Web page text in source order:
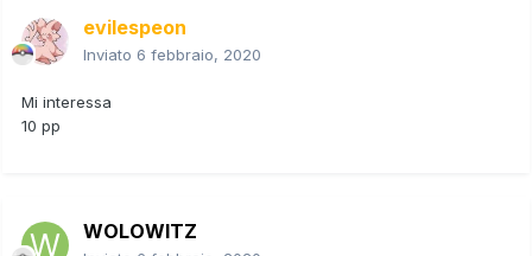
evilespeon
Inviato 6 febbraio, 2020
Mi interessa
10 pp
WOLOWITZ